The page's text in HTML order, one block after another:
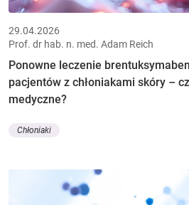
29.04.2026
Prof. dr hab. n. med. Adam Reich
Ponowne leczenie
pacjentów z chłoniakami skóry –
medyczne?
Chłoniaki